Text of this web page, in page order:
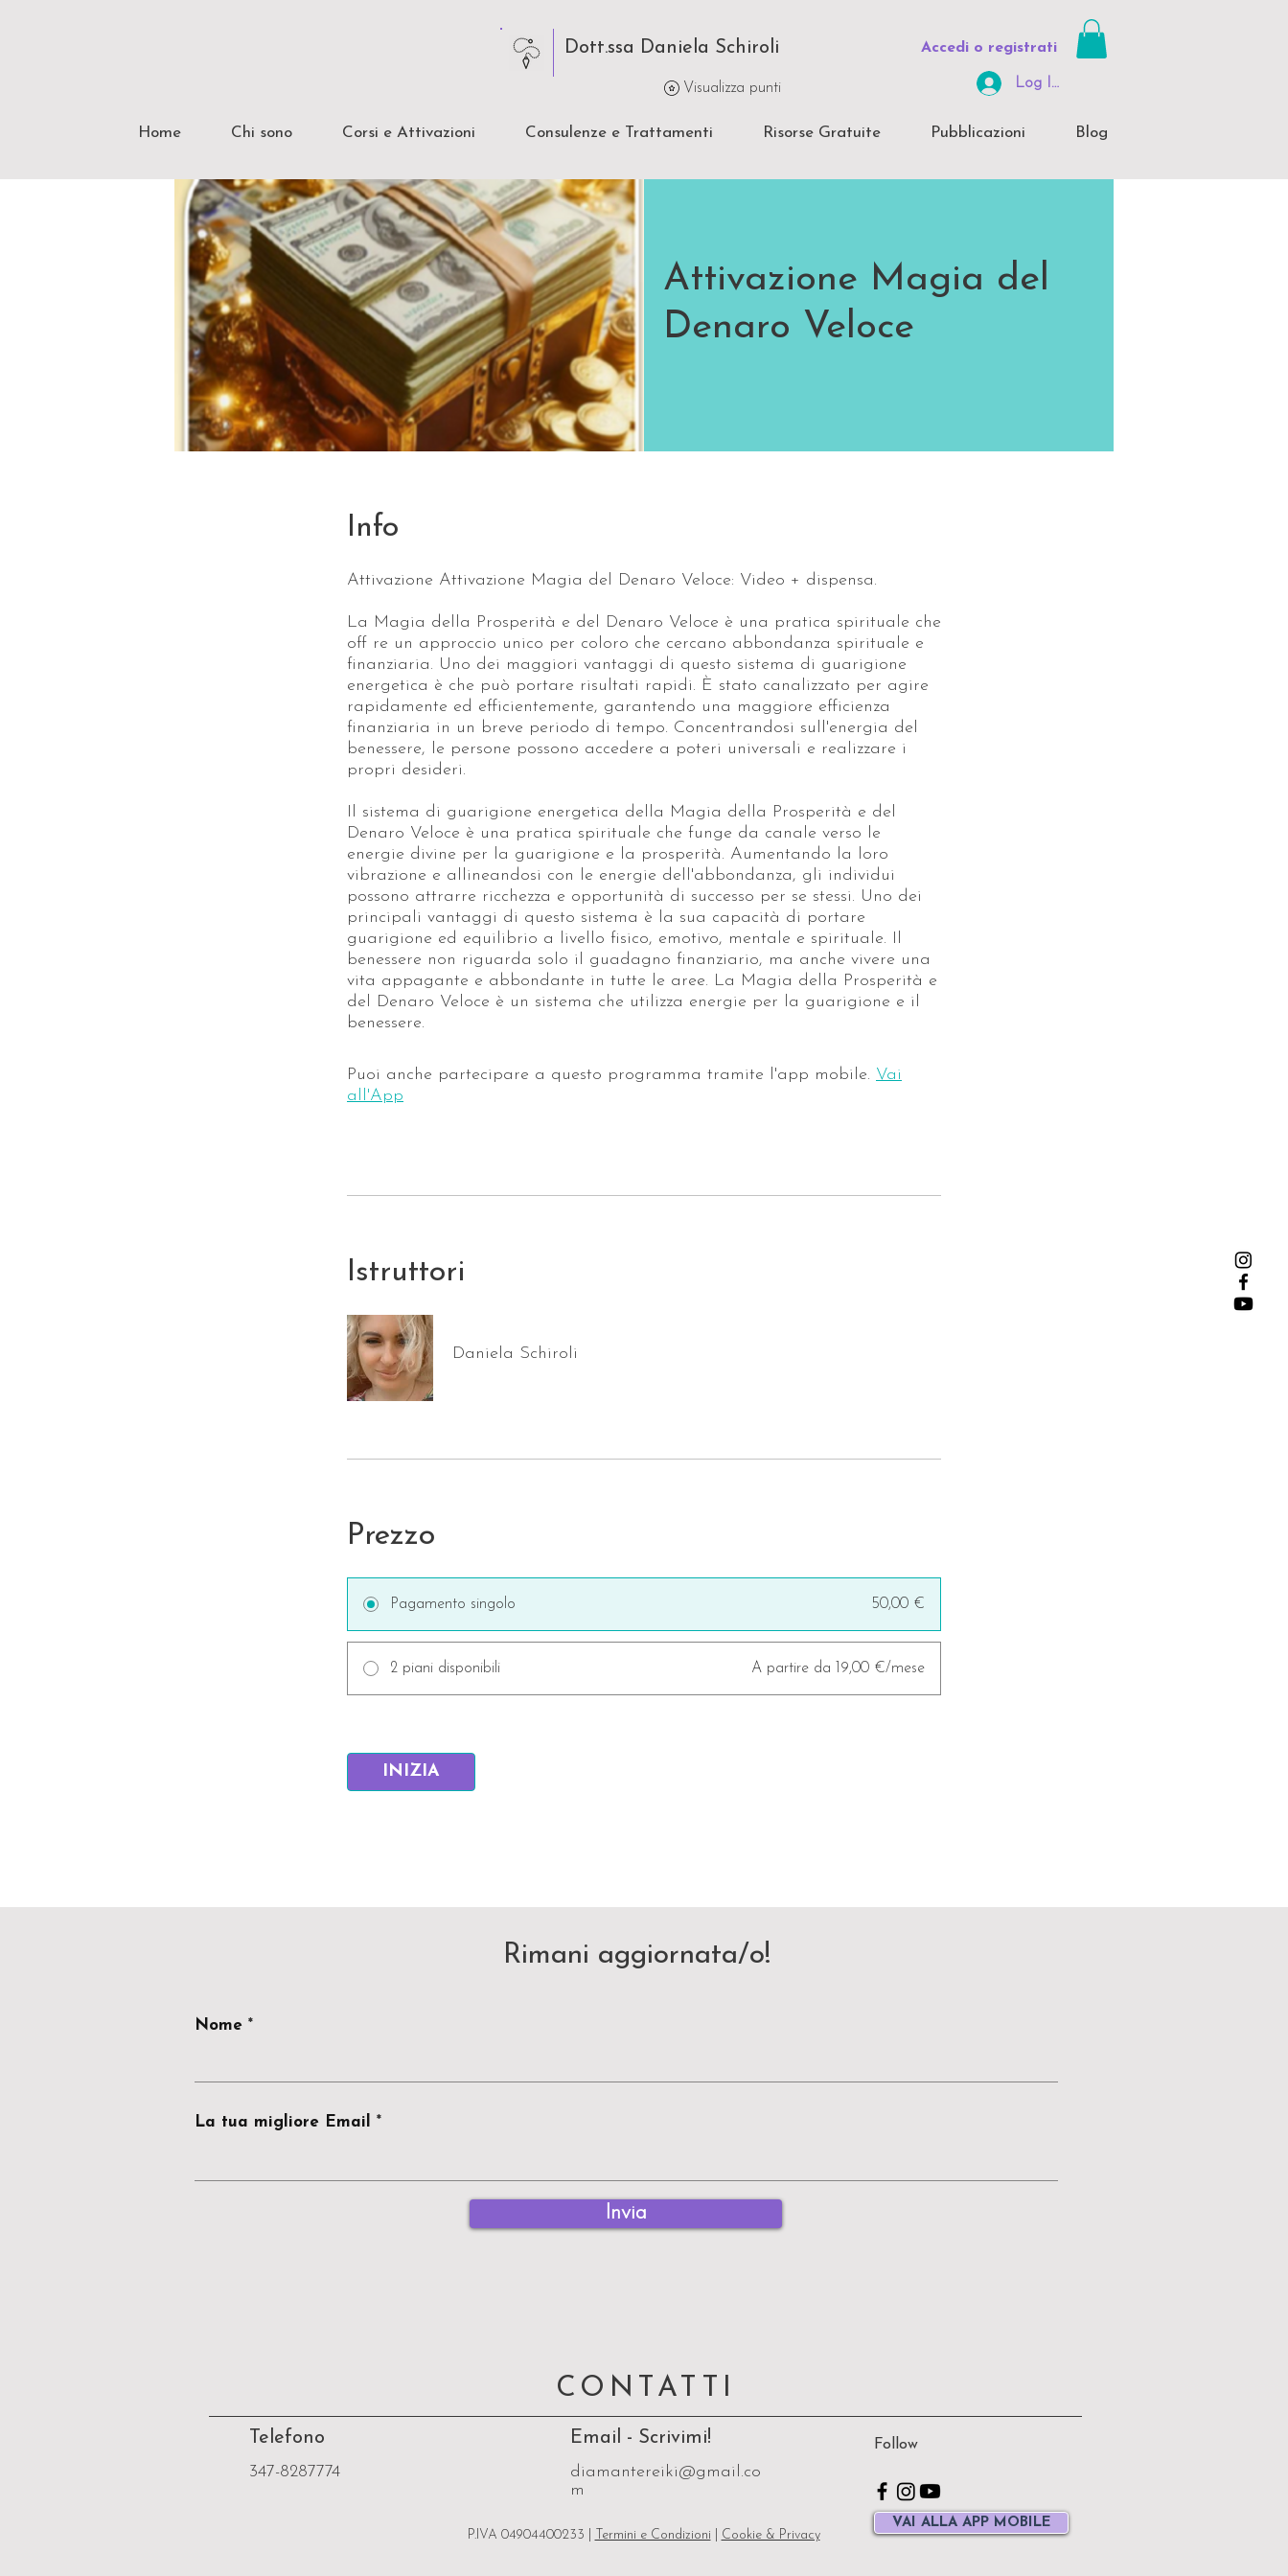
Dott.ssa Daniela Schiroli
Log In Area Riservata
Accedi o registrati
Home Chi sono Corsi e Attivazioni Consulenze e Trattamenti Risorse Gratuite Pubblicazioni Blog
Visualizza punti
Attivazione Magia del
Denaro Veloce
Info
Attivazione Attivazione Magia del Denaro Veloce: Video + dispensa.
La Magia della Prosperità e del Denaro Veloce è una pratica spirituale che
off re un approccio unico per coloro che cercano abbondanza spirituale e
finanziaria. Uno dei maggiori vantaggi di questo sistema di guarigione
energetica è che può portare risultati rapidi. È stato canalizzato per agire
rapidamente ed efficientemente, garantendo una maggiore efficienza
finanziaria in un breve periodo di tempo. Concentrandosi sull'energia del
benessere, le persone possono accedere a poteri universali e realizzare i
propri desideri.
Il sistema di guarigione energetica della Magia della Prosperità e del
Denaro Veloce è una pratica spirituale che funge da canale verso le
energie divine per la guarigione e la prosperità. Aumentando la loro
vibrazione e allineandosi con le energie dell'abbondanza, gli individui
possono attrarre ricchezza e opportunità di successo per se stessi. Uno dei
principali vantaggi di questo sistema è la sua capacità di portare
guarigione ed equilibrio a livello fisico, emotivo, mentale e spirituale. Il
benessere non riguarda solo il guadagno finanziario, ma anche vivere una
vita appagante e abbondante in tutte le aree. La Magia della Prosperità e
del Denaro Veloce è un sistema che utilizza energie per la guarigione e il
benessere.
Puoi anche partecipare a questo programma tramite l'app mobile. Vai
all'App
Istruttori
Daniela Schiroli
Prezzo
Pagamento singolo 50,00 €
2 piani disponibili A partire da 19,00 €/mese
INIZIA
Rimani aggiornata/o!
Nome
La tua migliore Email
Invia
CONTATTI
Telefono
347-8287774
Email - Scrivimi!
diamantereiki@gmail.co
m
Follow
P.IVA 04904400233 | Termini e Condizioni Cookie & Privacy
VAI ALLA APP MOBILE